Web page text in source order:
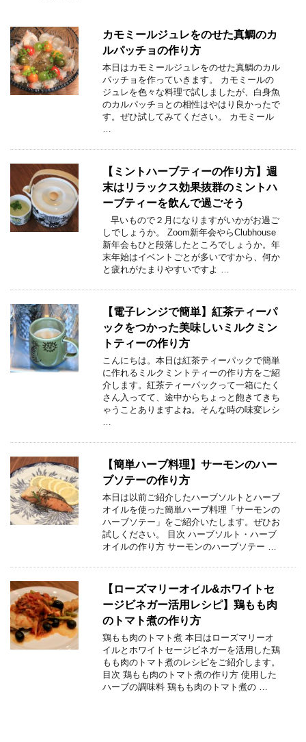
カモミールジュレをのせた真鯛のカ
ルパッチョの作り方
本日はカモミールジュレをのせた真鯛のカル
パッチョを作っていきます。 カモミールの
ジュレを色々な料理で試しましたが、白身魚
のカルパッチョとの相性はやはり良かったで
す。ぜひ試してみてください。 カモミール
…
【ミントハーブティーの作り方】週
末はリラックス効果抜群のミントハ
ーブティーを飲んで過ごそう
早いもので２月になりますがいかがお過ご
しでしょうか。 Zoom新年会やらClubhouse
新年会もひと段落したところでしょうか。年
末年始はイベントごとが多いですから、何か
と疲れがたまりやすいですよ …
【電子レンジで簡単】紅茶ティーパ
ックをつかった美味しいミルクミン
トティーの作り方
こんにちは。本日は紅茶ティーパックで簡単
に作れるミルクミントティーの作り方をご紹
介します。紅茶ティーパックって一箱にたく
さん入ってて、途中からちょっと飽きてきち
ゃうことありますよね。そんな時の味変レシ
…
【簡単ハーブ料理】サーモンのハー
ブソテーの作り方
本日は以前ご紹介したハーブソルトとハーブ
オイルを使った簡単ハーブ料理「サーモンの
ハーブソテー」をご紹介いたします。ぜひお
試しください。 目次 ハーブソルト・ハーブ
オイルの作り方 サーモンのハーブソテー …
【ローズマリーオイル&ホワイトセ
ージビネガー活用レシピ】鶏もも肉
のトマト煮の作り方
鶏もも肉のトマト煮 本日はローズマリーオ
イルとホワイトセージビネガーを活用した鶏
もも肉のトマト煮のレシピをご紹介します。
目次 鶏もも肉のトマト煮の作り方 使用した
ハーブの調味料 鶏もも肉のトマト煮の …